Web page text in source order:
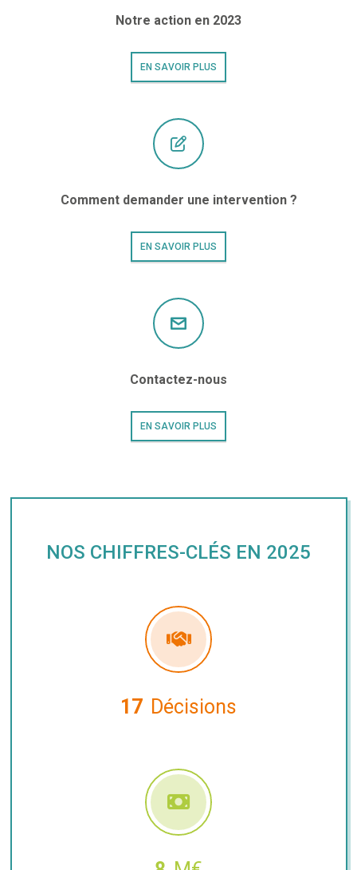
Notre action en 2023
EN SAVOIR PLUS
Comment demander une intervention ?
EN SAVOIR PLUS
Contactez-nous
EN SAVOIR PLUS
NOS CHIFFRES-CLÉS EN 2025
17 Décisions